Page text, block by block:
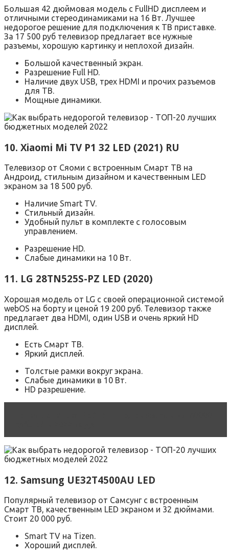
Большая 42 дюймовая модель с FullHD дисплеем и
отличными стереодинамиками на 16 Вт. Лучшее
недорогое решение для подключения к ТВ приставке.
За 17 500 руб телевизор предлагает все нужные
разъемы, хорошую картинку и неплохой дизайн.
Большой качественный экран.
Разрешение Full HD.
Наличие двух USB, трех HDMI и прочих разъемов
для ТВ.
Мощные динамики.
10. Xiaomi Mi TV P1 32 LED (2021) RU
Телевизор от Сяоми с встроенным Смарт ТВ на
Андроид, стильным дизайном и качественным LED
экраном за 18 500 руб.
Наличие Smart TV.
Стильный дизайн.
Удобный пульт в комплекте с голосовым
управлением.
Разрешение HD.
Слабые динамики на 10 Вт.
11. LG 28TN525S-PZ LED (2020)
Хорошая модель от LG с своей операционной системой
webOS на борту и ценой 19 200 руб. Телевизор также
предлагает два HDMI, один USB и очень яркий HD
дисплей.
Есть Смарт ТВ.
Яркий дисплей.
Толстые рамки вокруг экрана.
Слабые динамики в 10 Вт.
HD разрешение.
12. Samsung UE32T4500AU LED
Популярный телевизор от Самсунг с встроенным
Смарт ТВ, качественным LED экраном и 32 дюймами.
Стоит 20 000 руб.
Smart TV на Tizen.
Хороший дисплей.